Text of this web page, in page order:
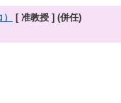
[ 准教授 ] (併任)